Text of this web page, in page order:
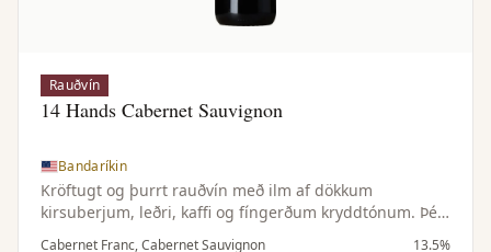
Rauðvín
14 Hands Cabernet Sauvignon
Bandaríkin
Kröftugt og þurrt rauðvín með ilm af dökkum
kirsuberjum, leðri, kaffi og fíngerðum kryddtónum. Þétt
og dökkt í munni með tóbakstónum, kryddaðri eik og
Cabernet Franc, Cabernet Sauvignon 13.5%